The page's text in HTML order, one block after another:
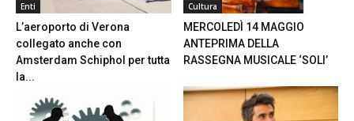
Enti
L’aeroporto di Verona
collegato anche con
Amsterdam Schiphol per tutta
la...
Cultura
MERCOLEDÌ 14 MAGGIO
ANTEPRIMA DELLA
RASSEGNA MUSICALE ‘SOLI’